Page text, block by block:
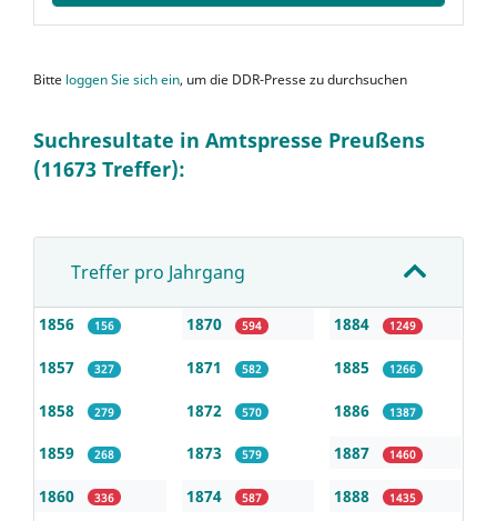
Bitte loggen Sie sich ein, um die DDR-Presse zu durchsuchen
Suchresultate in Amtspresse Preußens
(11673 Treffer):
Treffer pro Jahrgang
1856 156
1857 327
1858 279
1859 268
1860 336
1870 594
1871 582
1872 570
1873 579
1874 587
1884 1249
1885 1266
1886 1387
1887 1460
1888 1435